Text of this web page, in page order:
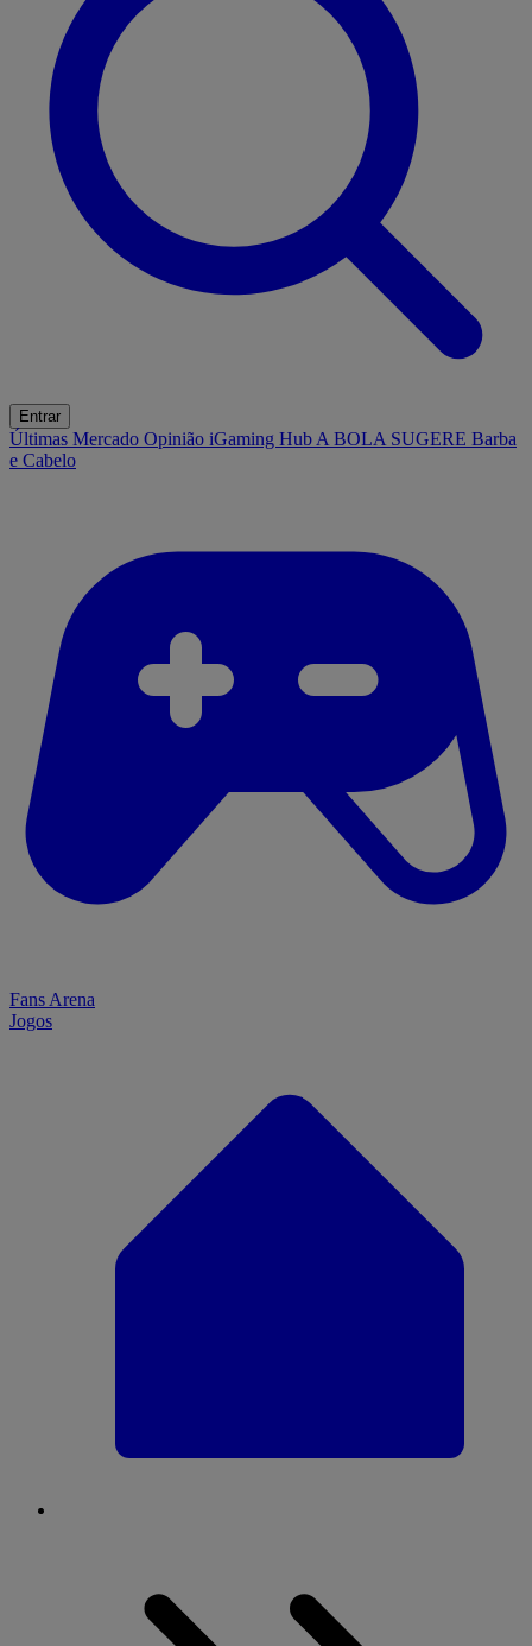
Entrar
Últimas Mercado Opinião iGaming Hub A BOLA SUGERE Barba
e Cabelo
Fans Arena
Jogos